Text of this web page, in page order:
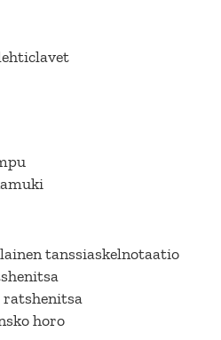
tanssiaskelnotaatio
ratshenitsa
horo